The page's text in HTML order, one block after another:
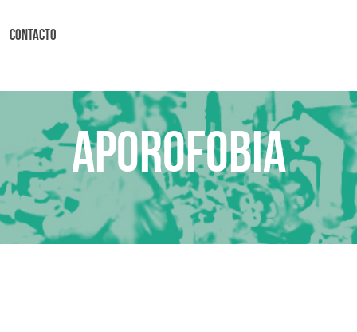
Contacto
APOROFOBIA